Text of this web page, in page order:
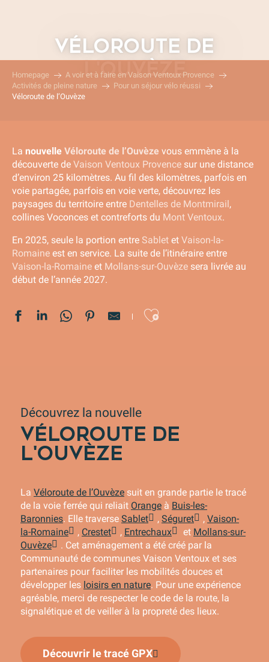
VÉLOROUTE DE
L'OUVÈZE
Homepage
A voir et à faire en Vaison Ventoux Provence
Activités de pleine nature
Pour un séjour vélo réussi
Véloroute de l’Ouvèze
La nouvelle Véloroute de l’Ouvèze vous emmène à la
découverte de Vaison Ventoux Provence sur une distance
d’environ 25 kilomètres. Au fil des kilomètres, parfois en
voie partagée, parfois en voie verte, découvrez les
paysages du territoire entre Dentelles de Montmirail,
collines Voconces et contreforts du Mont Ventoux.
En 2025, seule la portion entre Sablet et Vaison-la-
Romaine est en service. La suite de l’itinéraire entre
Vaison-la-Romaine et Mollans-sur-Ouvèze sera livrée au
début de l’année 2027.
Ajouter
Découvrez la nouvelle
VÉLOROUTE DE
L'OUVÈZE
La Véloroute de l’Ouvèze suit en grande partie le tracé
de la voie ferrée qui reliait Orange à Buis-les-
Baronnies. Elle traverse Sablet , Séguret , Vaison-
la-Romaine
, Crestet , Entrechaux et Mollans-sur-
Ouvèze
. Cet aménagement a été créé par la
Communauté de communes Vaison Ventoux et ses
partenaires pour faciliter les mobilités douces et
développer les loisirs en nature. Pour une expérience
agréable, merci de respecter le code de la route, la
signalétique et de veiller à la propreté des lieux.
Découvrir le tracé GPX